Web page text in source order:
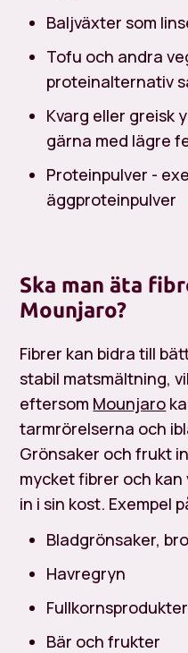
Baljväxter som
Tofu och andra
proteinalternativ
Kvarg eller greisk
gärna med lägre
Proteinpulver -
äggproteinpulver
Ska man äta
Mounjaro?
Fibrer kan bidra till
stabil matsmältning,
eftersom Mounjaro
tarmrörelserna och
Grönsaker och frukt
mycket fibrer och
in i sin kost. Exempel
Bladgrönsaker,
Havregryn
Fullkornsprodukter
Bär och frukter